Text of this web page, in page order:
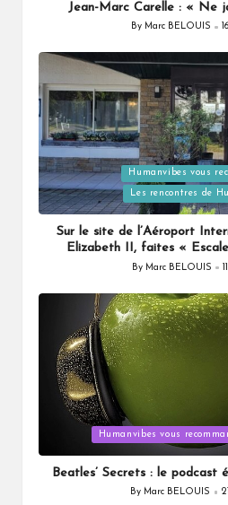
Jean-Marc Carelle : « Ne
Posted
By Marc BELOUIS
Posted
in
Humanvibes vous
Les rencontres de
Sur le site de l’Aéroport
Elizabeth II, faites «
Posted
By Marc BELOUIS
in
Humanvibes vous
Beatles’ Secrets : le podcast
Posted
By Marc BELOUIS